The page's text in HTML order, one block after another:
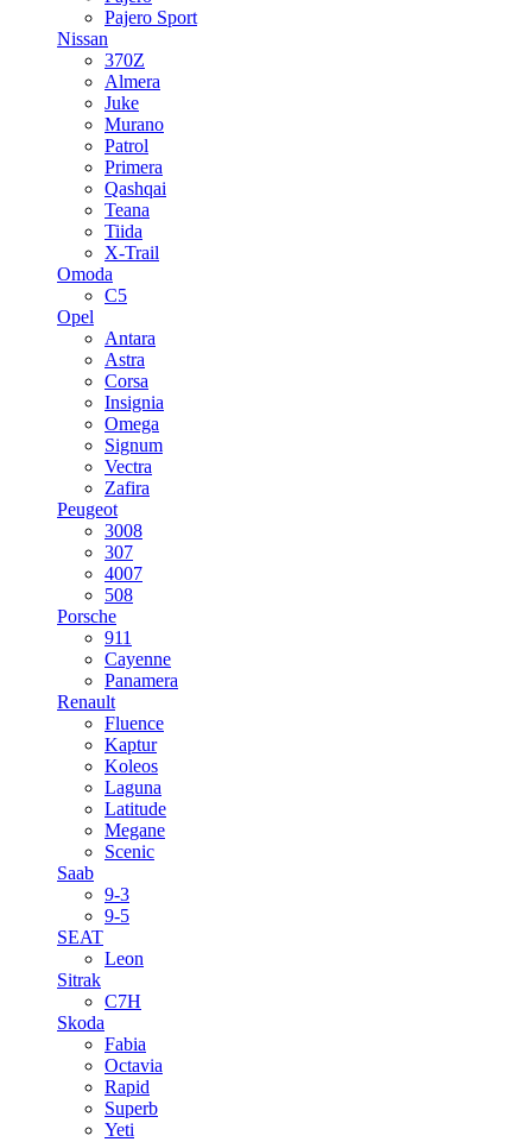
Pajero Sport
Nissan
370Z
Almera
Juke
Murano
Patrol
Primera
Qashqai
Teana
Tiida
X-Trail
Omoda
C5
Opel
Antara
Astra
Corsa
Insignia
Omega
Signum
Vectra
Zafira
Peugeot
3008
307
4007
508
Porsche
911
Cayenne
Panamera
Renault
Fluence
Kaptur
Koleos
Laguna
Latitude
Megane
Scenic
Saab
9-3
9-5
SEAT
Leon
Sitrak
C7H
Skoda
Fabia
Octavia
Rapid
Superb
Yeti